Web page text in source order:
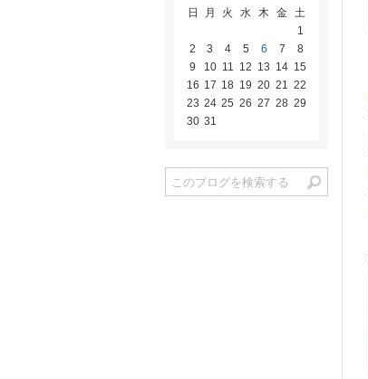
日
月 火 水 木 金 土
1
2
3 4 5 6 7
8
9
10 11 12 13 14 15
16 17 18 19 20 21 22
23 24 25 26 27 28 29
30 31